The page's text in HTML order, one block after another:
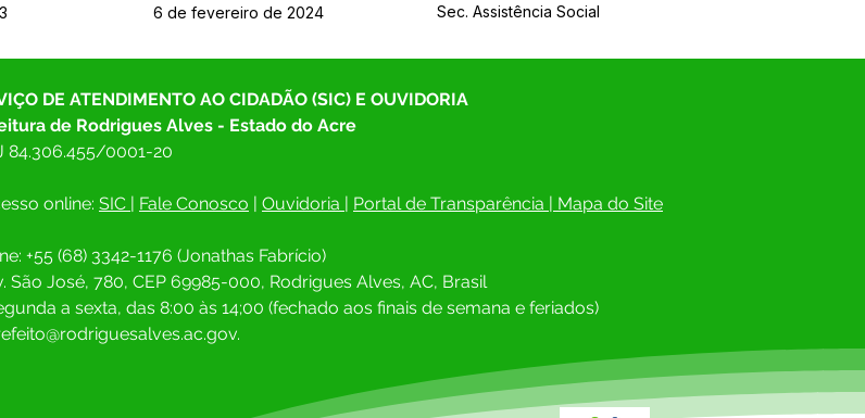
6 de fevereiro de 2024 Sec. Assistência Social
DE ATENDIMENTO AO CIDADÃO (SIC) E OUVIDORIA
de Rodrigues Alves - Estado do Acre
84.306.455/0001-20
online: SIC | Fale Conosco | Ouvidoria | Portal de Transparência | Mapa do Site
+55 (68) 3342-1176 (Jonathas Fabrício)
São José, 780, CEP 69985-000, Rodrigues Alves, AC, Brasil
a sexta, das 8:00 às 14;00 (fechado aos finais de semana e feriados)